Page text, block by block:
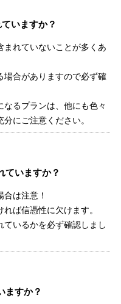
いますか？
まれていないことが多くあ
場合がありますので必ず確
るプランは、他にも色々
にご注意ください。
ていますか？
は注意！
ば信憑性に欠けます。
いるかを必ず確認しまし
ますか？